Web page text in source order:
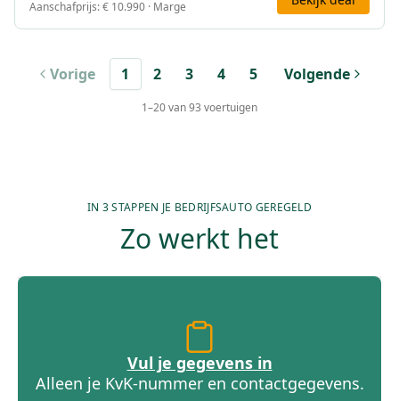
Aanschafprijs:€ 10.990 · Marge
Vorige 1 2 3 4 5 Volgende
1–20van93 voertuigen
IN 3 STAPPEN JE BEDRIJFSAUTO GEREGELD
Zo werkt het
Vul je gegevens in
Alleen je KvK-nummer en contactgegevens.